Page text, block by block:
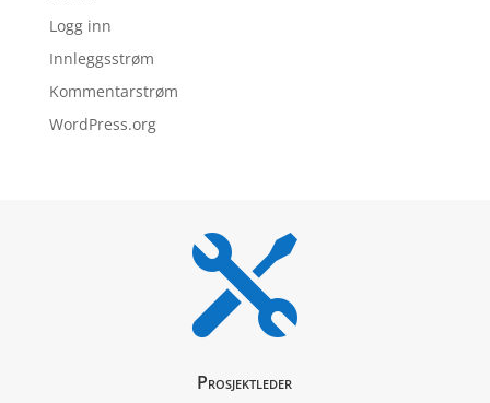
Logg inn
Innleggsstrøm
Kommentarstrøm
WordPress.org

Prosjektleder